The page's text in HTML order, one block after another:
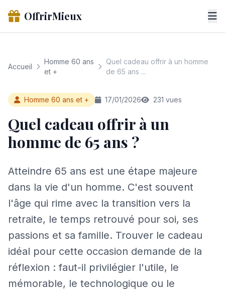
OffrirMieux
Accueil
Homme 60 ans
et +
Quel cadeau offrir à un homme
de 65 ans ...
Homme 60 ans et + 17/01/2026 231 vues
Quel cadeau offrir à un
homme de 65 ans ?
Atteindre 65 ans est une étape majeure
dans la vie d'un homme. C'est souvent
l'âge qui rime avec la transition vers la
retraite, le temps retrouvé pour soi, ses
passions et sa famille. Trouver le cadeau
idéal pour cette occasion demande de la
réflexion : faut-il privilégier l'utile, le
mémorable, le technologique ou le